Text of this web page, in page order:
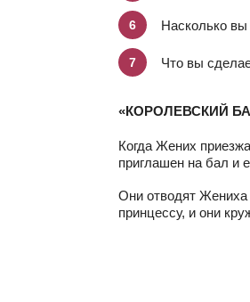
Насколько
Что вы
«КОРОЛЕВСКИЙ
Когда Жених
приглашен на бал и
Они отводят Жениха
принцессу, и они